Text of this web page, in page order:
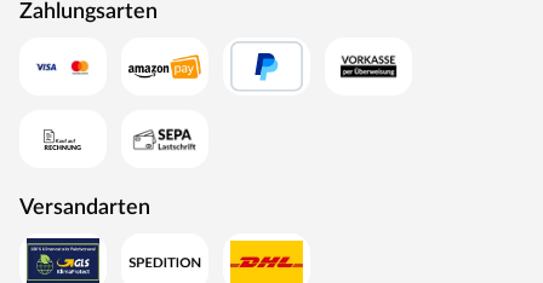
Zahlungsarten
Versandarten